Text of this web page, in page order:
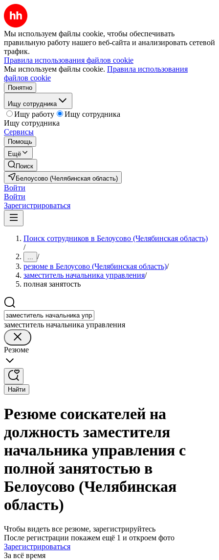
Мы используем файлы cookie, чтобы обеспечивать
правильную работу нашего веб-сайта и анализировать сетевой
трафик.
Правила использования файлов cookie
Мы используем файлы cookie. Правила использования
файлов cookie
Понятно
Ищу сотрудника
Ищу работу
Ищу сотрудника
Ищу сотрудника
Сервисы
Помощь
Ещё
Поиск
Белоусово (Челябинская область)
Войти
Войти
Зарегистрироваться
Поиск сотрудников в Белоусово (Челябинская область)
/
... /
резюме в Белоусово (Челябинская область)/
заместитель начальника управления/
полная занятость
заместитель начальника управления
Резюме
Найти
Резюме соискателей на
должность заместителя
начальника управления с
полной занятостью в
Белоусово (Челябинская
область)
Чтобы видеть все резюме, зарегистрируйтесь
После регистрации покажем ещё 1 и откроем фото
Зарегистрироваться
За всё время